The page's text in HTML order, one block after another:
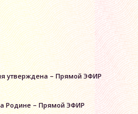
утверждена – Прямой ЭФИР
Родине – Прямой ЭФИР